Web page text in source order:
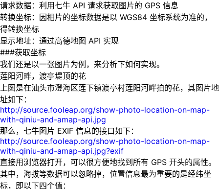
请求数据：利用七牛 API 请求获取图片的 GPS 信息
转换坐标：因相片的坐标数据是以 WGS84 坐标系统为准的，
得转换坐标
显示地址：通过高德地图 API 实现
###获取坐标
我们还是以一张图片为例，来分析下如何实现。
莲阳河畔，渡亭堤顶的花
上图是在汕头市澄海区莲下镇渡亭村莲阳河畔拍的花，其图片地
址如下：
http://source.fooleap.org/show-photo-location-on-map-
with-qiniu-and-amap-api.jpg
那么，七牛图片 EXIF 信息的接口如下：
http://source.fooleap.org/show-photo-location-on-map-
with-qiniu-and-amap-api.jpg?exif
直接用浏览器打开，可以很方便地找到所有 GPS 开头的属性。
其中，海拔等数据可以忽略掉，位置信息最为重要的是经纬坐
标，即以下四个值：